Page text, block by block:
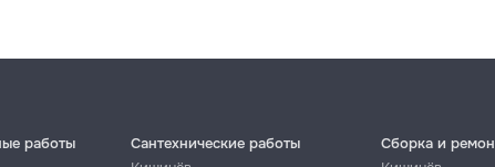
работы
Сантехнические работы
Сборка и